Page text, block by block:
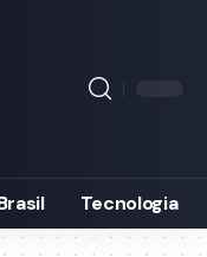
Tecnologia